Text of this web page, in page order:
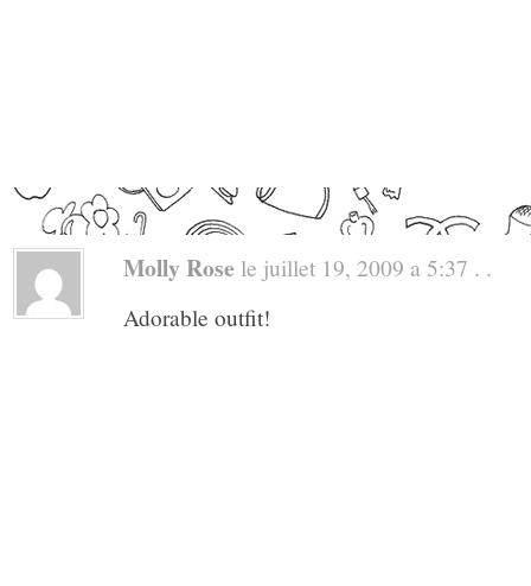
Molly Rose le juillet 19, 2009 a 5:37 . .
Adorable outfit!